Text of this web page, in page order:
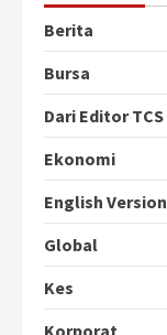
Berita
Bursa
Dari Editor TCS
Ekonomi
English Version
Global
Kes